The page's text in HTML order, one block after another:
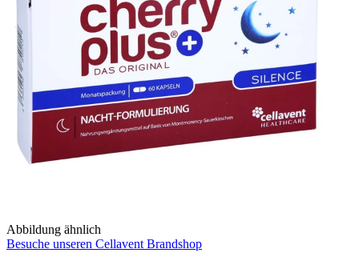
Abbildung ähnlich
Besuche unseren Cellavent Brandshop